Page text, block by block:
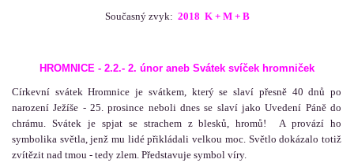
Současný zvyk: 2018 K + M + B
HROMNICE - 2.2.- 2. únor aneb Svátek svíček hromniček
Církevní svátek Hromnice je svátkem, který se slaví přesně 40 dnů po
narození Ježíše - 25. prosince neboli dnes se slaví jako Uvedení Páně do
chrámu. Svátek je spjat se strachem z blesků, hromů! A provází ho
symbolika světla, jenž mu lidé přikládali velkou moc. Světlo dokázalo totiž
zvítězit nad tmou - tedy zlem. Představuje symbol víry.